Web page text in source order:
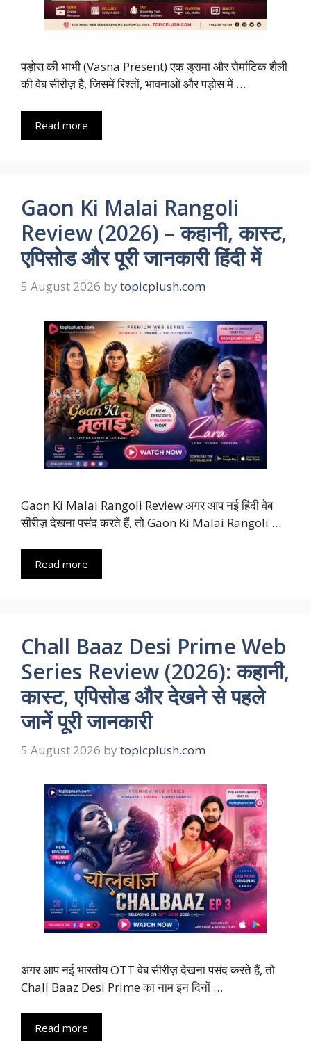
पड़ोस की भाभी (Vasna Present) एक ड्रामा और रोमांटिक शैली
की वेब सीरीज़ है, जिसमें रिश्तों, भावनाओं और पड़ोस में …
Read more
Gaon Ki Malai Rangoli
Review (2026) – कहानी, कास्ट,
एपिसोड और पूरी जानकारी हिंदी में
5 August 2026 by topicplush.com
Gaon Ki Malai Rangoli Review अगर आप नई हिंदी वेब
सीरीज़ देखना पसंद करते हैं, तो Gaon Ki Malai Rangoli …
Read more
Chall Baaz Desi Prime Web
Series Review (2026): कहानी,
कास्ट, एपिसोड और देखने से पहले
जानें पूरी जानकारी
5 August 2026 by topicplush.com
अगर आप नई भारतीय OTT वेब सीरीज़ देखना पसंद करते हैं, तो
Chall Baaz Desi Prime का नाम इन दिनों …
Read more